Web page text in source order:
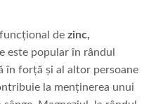
de zinc,
este popular în rândul
în forță și al altor persoane
la menținerea unui